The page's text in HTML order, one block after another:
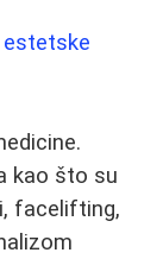
estetske
kao što su
facelifting,